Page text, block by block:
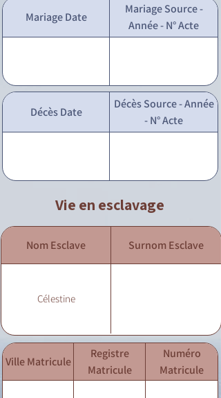
Mariage Date
Mariage Source -
Année - N° Acte
Décès Date
Décès Source - Année
- N° Acte
Vie en esclavage
Nom Esclave Surnom Esclave
Célestine
Ville Matricule
Registre
Matricule
Numéro
Matricule